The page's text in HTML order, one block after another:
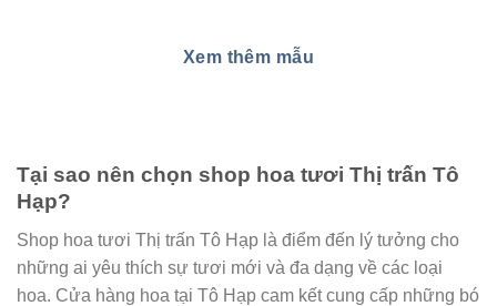
Xem thêm mẫu
Tại sao nên chọn shop hoa tươi Thị trấn Tô
Hạp?
Shop hoa tươi Thị trấn Tô Hạp là điểm đến lý tưởng cho
những ai yêu thích sự tươi mới và đa dạng về các loại
hoa. Cửa hàng hoa tại Tô Hạp cam kết cung cấp những bó